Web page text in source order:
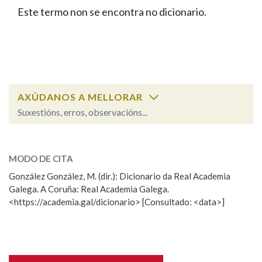
FIGURAS HOMENAXEADAS
PORTAL DAS PALABRAS
Facebook
TwitterYoutubeInstagram
Bluesky
BUSCAR NOS LEMAS
Remata por
BUSCAR NO CONTIDO
Nas definicións
Este termo non se encontra no dicionario.
AXÚDANOS A MELLORAR
Suxestións, erros, observacións...
Observación
Nome
MODO DE CITA
González González, M. (dir.): Dicionario da Real Academia
Galega. A Coruña: Real Academia Galega.
<https://academia.gal/dicionario> [Consultado: <data>]